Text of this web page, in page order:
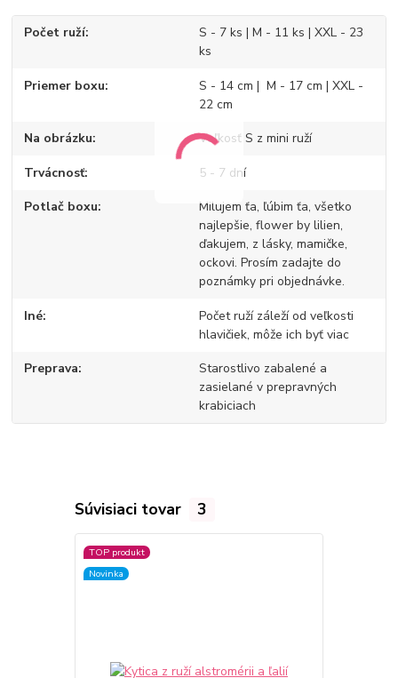
Počet ruží
S - 7 ks | M - 11 ks | XXL - 23
ks
Priemer boxu
S - 14 cm | M - 17 cm | XXL -
22 cm
Na obrázku Veľkosť S z mini ruží
Trvácnosť 5 - 7 dní
Potlač boxu
Milujem ťa, ľúbim ťa, všetko
najlepšie, flower by lilien,
ďakujem, z lásky, mamičke,
ockovi. Prosím zadajte do
poznámky pri objednávke.
Iné
Počet ruží záleží od veľkosti
hlavičiek, môže ich byť viac
Preprava
Starostlivo zabalené a
zasielané v prepravných
krabiciach
Súvisiaci tovar 3
TOP produkt
Novinka